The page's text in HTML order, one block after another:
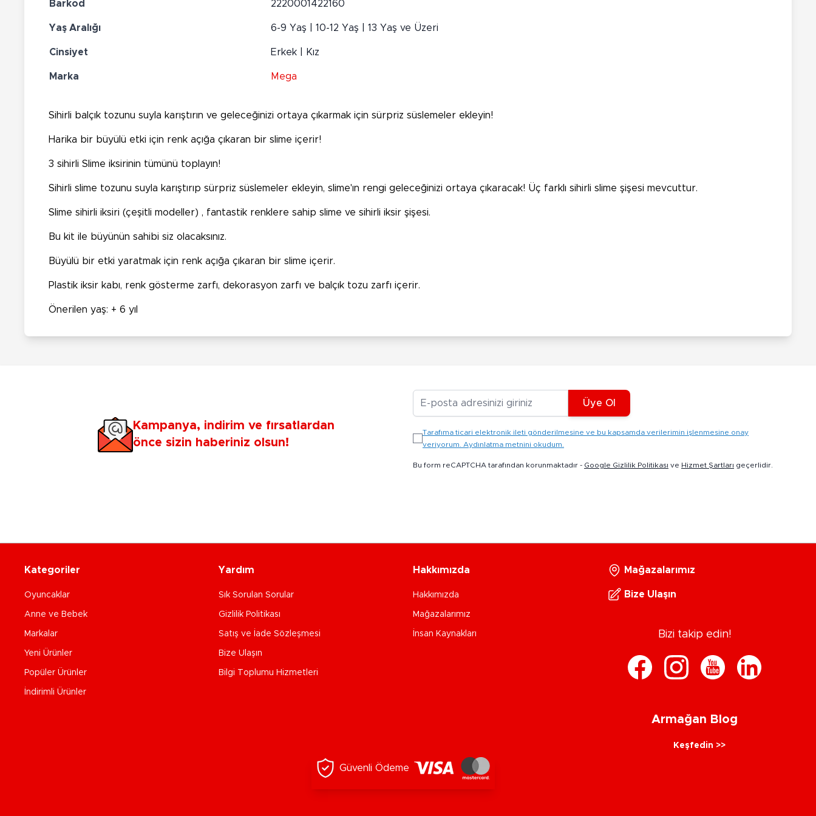
Barkod 2220001422160
Yaş Aralığı 6-9 Yaş | 10-12 Yaş | 13 Yaş ve Üzeri
Cinsiyet Erkek | Kız
Marka Mega
Sihirli balçık tozunu suyla karıştırın ve geleceğinizi ortaya çıkarmak için sürpriz süslemeler ekleyin!
Harika bir büyülü etki için renk açığa çıkaran bir slime içerir!
3 sihirli Slime iksirinin tümünü toplayın!
Sihirli slime tozunu suyla karıştırıp sürpriz süslemeler ekleyin, slime'ın rengi geleceğinizi ortaya çıkaracak! Üç farklı sihirli slime şişesi mevcuttur.
Slime sihirli iksiri (çeşitli modeller) , fantastik renklere sahip slime ve sihirli iksir şişesi.
Bu kit ile büyünün sahibi siz olacaksınız.
Büyülü bir etki yaratmak için renk açığa çıkaran bir slime içerir.
Plastik iksir kabı, renk gösterme zarfı, dekorasyon zarfı ve balçık tozu zarfı içerir.
Önerilen yaş: + 6 yıl
Kampanya, indirim ve fırsatlardan
önce sizin haberiniz olsun!
Üye Ol
Tarafıma ticari elektronik ileti gönderilmesine ve bu kapsamda verilerimin işlenmesine onay
veriyorum. Aydınlatma metnini okudum.
Bu form reCAPTCHA tarafından korunmaktadır - Google Gizlilik Politikası ve Hizmet Şartları geçerlidir.
Kategoriler
Oyuncaklar
Anne ve Bebek
Markalar
Yeni Ürünler
Popüler Ürünler
İndirimli Ürünler
Yardım
Sık Sorulan Sorular
Gizlilik Politikası
Satış ve İade Sözleşmesi
Bize Ulaşın
Bilgi Toplumu Hizmetleri
Hakkımızda
Hakkımızda
Mağazalarımız
İnsan Kaynakları
Mağazalarımız
Bize Ulaşın
Bizi takip edin!
Armağan Blog
Keşfedin >>
Güvenli Ödeme